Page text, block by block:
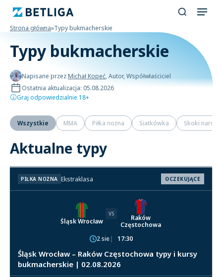
Strona główna»Typy bukmacherskie
Typy bukmacherskie
Napisane przezMichał Kopeć, Autor, Współwłaściciel
Ostatnia aktualizacja: 05.08.2026
Graj odpowiedzialnie 18+
Wszystkie MMA Piłka nożna Siatkówka Skoki
Aktualne typy
PIŁKA NOŻNA Ekstraklasa OCZEKUJĄCE
Śląsk Wrocław
VS
Raków
Częstochowa
2 sie
17:30
Śląsk Wrocław – Raków Częstochowa typy i kursy
bukmacherskie | 02.08.2026